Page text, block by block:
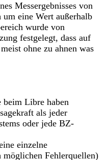
Messergebnisses von
eine Wert außerhalb
wurde von
festgelegt, dass auf
ohne zu ahnen was
beim Libre haben
als jeder
oder jede BZ-
einzelne
Fehlerquellen)